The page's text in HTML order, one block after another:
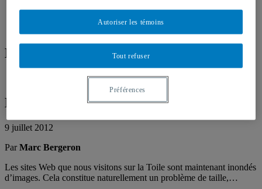
Accrom\(\alpha\)th en PDF
Contact et Abonnements
Écrit par Marc Bergeron
Les images sur la Toile, un défi de taille
9 juillet 2012
ParMarc Bergeron
Les sites Web que nous visitons sur la Toile sont maintenant inondés
d’images. Cela constitue naturellement un problème de taille,…
Tout refuser
Autoriser les témoins
Préférences